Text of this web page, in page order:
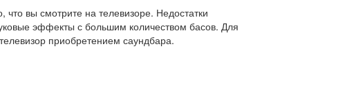
вы смотрите на телевизоре. Недостатки
эффекты с большим количеством басов. Для
приобретением саундбара.